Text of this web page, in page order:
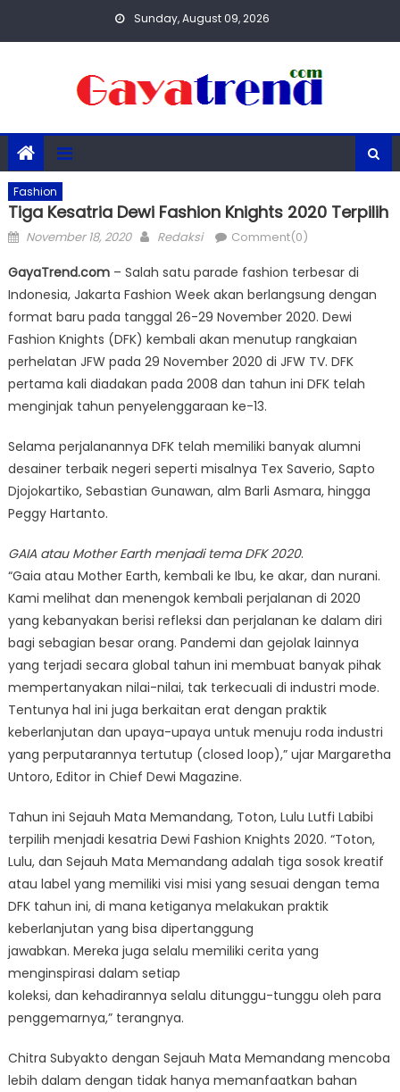
Sunday, August 09, 2026
Fashion
Tiga Kesatria Dewi Fashion Knights 2020 Terpilih
Posted
November 18, 2020 Author
Redaksi Comment(0)
GayaTrend.com – Salah satu parade fashion terbesar di
Indonesia, Jakarta Fashion Week akan berlangsung dengan
format baru pada tanggal 26-29 November 2020. Dewi
Fashion Knights (DFK) kembali akan menutup rangkaian
perhelatan JFW pada 29 November 2020 di JFW TV. DFK
pertama kali diadakan pada 2008 dan tahun ini DFK telah
menginjak tahun penyelenggaraan ke-13.
Selama perjalanannya DFK telah memiliki banyak alumni
desainer terbaik negeri seperti misalnya Tex Saverio, Sapto
Djojokartiko, Sebastian Gunawan, alm Barli Asmara, hingga
Peggy Hartanto.
GAIA atau Mother Earth menjadi tema DFK 2020.
“Gaia atau Mother Earth, kembali ke Ibu, ke akar, dan nurani.
Kami melihat dan menengok kembali perjalanan di 2020
yang kebanyakan berisi refleksi dan perjalanan ke dalam diri
bagi sebagian besar orang. Pandemi dan gejolak lainnya
yang terjadi secara global tahun ini membuat banyak pihak
mempertanyakan nilai-nilai, tak terkecuali di industri mode.
Tentunya hal ini juga berkaitan erat dengan praktik
keberlanjutan dan upaya-upaya untuk menuju roda industri
yang perputarannya tertutup (closed loop),” ujar Margaretha
Untoro, Editor in Chief Dewi Magazine.
Tahun ini Sejauh Mata Memandang, Toton, Lulu Lutfi Labibi
terpilih menjadi kesatria Dewi Fashion Knights 2020. “Toton,
Lulu, dan Sejauh Mata Memandang adalah tiga sosok kreatif
atau label yang memiliki visi misi yang sesuai dengan tema
DFK tahun ini, di mana ketiganya melakukan praktik
keberlanjutan yang bisa dipertanggung
jawabkan. Mereka juga selalu memiliki cerita yang
menginspirasi dalam setiap
koleksi, dan kehadirannya selalu ditunggu-tunggu oleh para
penggemarnya,” terangnya.
Chitra Subyakto dengan Sejauh Mata Memandang mencoba
lebih dalam dengan tidak hanya memanfaatkan bahan